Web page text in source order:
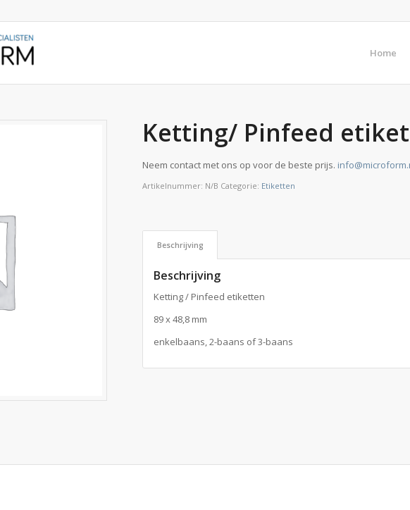
Home
Ketting/ Pinfeed
Neem contact met ons op voor de beste prijs.
Artikelnummer: N/B Categorie: Etiketten
Beschrijving
Beschrijving
Ketting / Pinfeed etiketten
89 x 48,8 mm
enkelbaans, 2-baans of 3-baans